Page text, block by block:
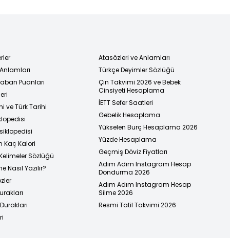
Puanları
ve Türk Tarihi
Kaç Kalori
Sözlüğü
Nasıl Yazılır?
Atasözleri ve Anlamları
Türkçe Deyimler Sözlüğü
Çin Takvimi 2026 ve Bebek
Cinsiyeti Hesaplama
İETT Sefer Saatleri
Gebelik Hesaplama
Yükselen Burç Hesaplama 2026
Yüzde Hesaplama
Geçmiş Döviz Fiyatları
Adım Adım Instagram Hesap
Dondurma 2026
Adım Adım Instagram Hesap
Silme 2026
Resmi Tatil Takvimi 2026